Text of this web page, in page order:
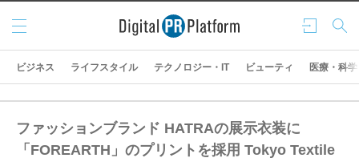
ログ
イン
検索
メニ
ュー
ビジネス ライフスタイル テクノロジー・IT ビューティ 医療・科学
ファッションブランド HATRAの展示衣装に
「FOREARTH」のプリントを採用 Tokyo Textile